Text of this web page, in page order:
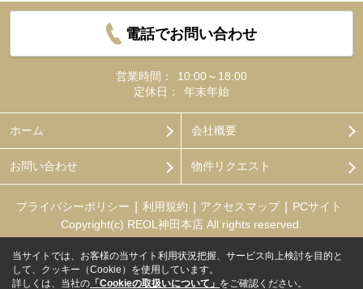
電話でお問い合わせ
営業時間：
10:00～18:00
定休日：
年末年始
ホーム 会社概要
お問い合わせ 物件リクエスト
プライバシーポリシー 利用規約 アクセスマップ
PCサイト
Copyright(c) REOL神田本店 All rights reserved.
当サイトでは、お客様の当サイト利用状況把握、サービス向上検討を目的と
して、クッキー（Cookie）を使用しています。
詳しくは、当社の 「Cookieの取扱いについて」 をご確認ください。